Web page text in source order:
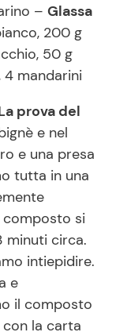
– Glassa
200 g
50 g
mandarini
prova del
e nel
e una presa
tutta in una
si
minuti circa.
intiepidire.
e
il composto
la carta